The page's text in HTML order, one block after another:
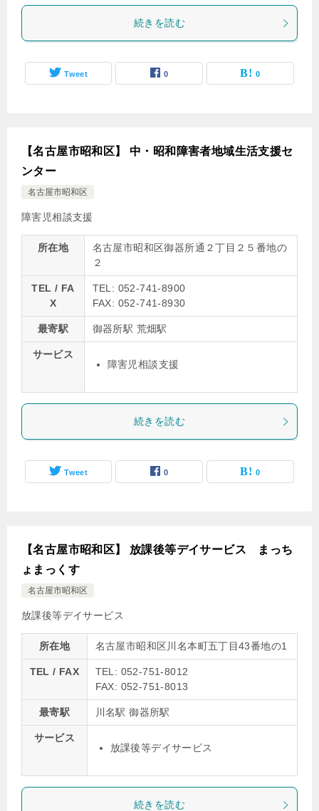
続きを読む
Tweet 0 0
【名古屋市昭和区】 中・昭和障害者地域生活支援セ
ンター
名古屋市昭和区
障害児相談支援
所在地
名古屋市昭和区御器所通２丁目２５番地の
２
TEL / FA
X
TEL: 052-741-8900
FAX: 052-741-8930
最寄駅 御器所駅 荒畑駅
サービス
障害児相談支援
続きを読む
Tweet 0 0
【名古屋市昭和区】 放課後等デイサービス まっち
ょまっくす
名古屋市昭和区
放課後等デイサービス
所在地 名古屋市昭和区川名本町五丁目43番地の1
TEL / FAX
TEL: 052-751-8012
FAX: 052-751-8013
最寄駅 川名駅 御器所駅
サービス
放課後等デイサービス
続きを読む